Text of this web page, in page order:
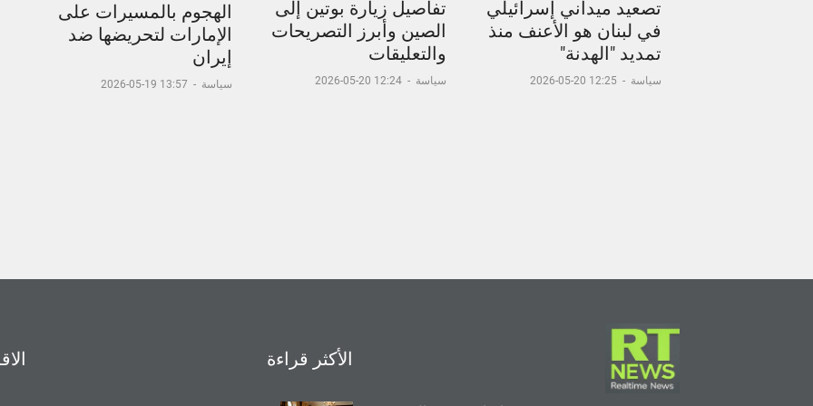
تصعيد ميداني إسرائيلي
في لبنان هو الأعنف منذ
تمديد "الهدنة"
سياسة -
12:25 20-05-2026
تفاصيل زيارة بوتين إلى
الصين وأبرز التصريحات
والتعليقات
سياسة -
12:24 20-05-2026
الهجوم بالمسيرات على
الإمارات لتحريضها ضد
إيران
سياسة -
13:57 19-05-2026
الأكثر قراءة